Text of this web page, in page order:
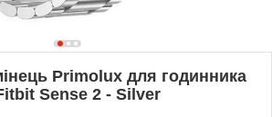
Primolux для годинника
Sense 2 - Silver